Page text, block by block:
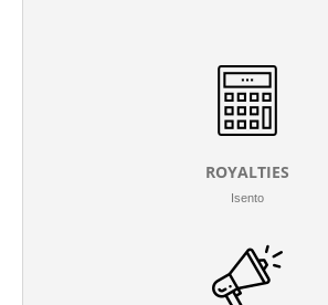
ROYALTIES
Isento